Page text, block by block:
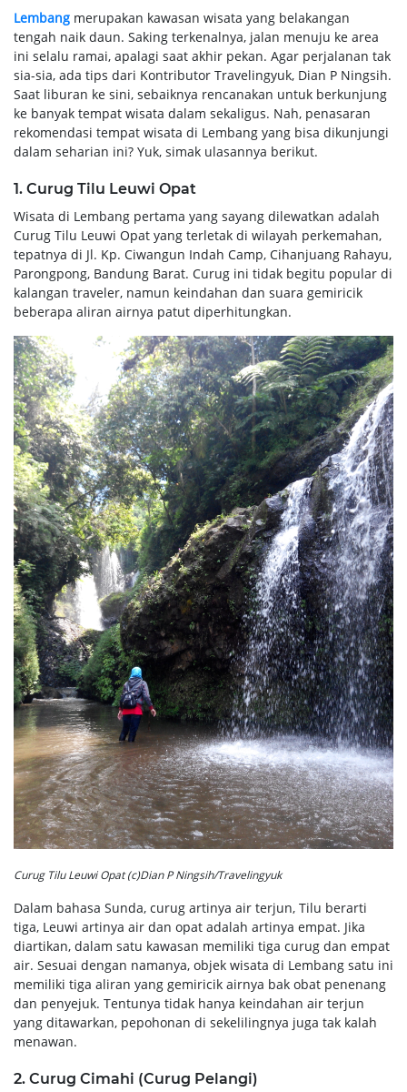
Lembang merupakan kawasan wisata yang belakangan
tengah naik daun. Saking terkenalnya, jalan menuju ke area
ini selalu ramai, apalagi saat akhir pekan. Agar perjalanan tak
sia-sia, ada tips dari Kontributor Travelingyuk, Dian P Ningsih.
Saat liburan ke sini, sebaiknya rencanakan untuk berkunjung
ke banyak tempat wisata dalam sekaligus. Nah, penasaran
rekomendasi tempat wisata di Lembang yang bisa dikunjungi
dalam seharian ini? Yuk, simak ulasannya berikut.
1. Curug Tilu Leuwi Opat
Wisata di Lembang pertama yang sayang dilewatkan adalah
Curug Tilu Leuwi Opat yang terletak di wilayah perkemahan,
tepatnya di Jl. Kp. Ciwangun Indah Camp, Cihanjuang Rahayu,
Parongpong, Bandung Barat. Curug ini tidak begitu popular di
kalangan traveler, namun keindahan dan suara gemiricik
beberapa aliran airnya patut diperhitungkan.
Curug Tilu Leuwi Opat (c)Dian P Ningsih/Travelingyuk
Dalam bahasa Sunda, curug artinya air terjun, Tilu berarti
tiga, Leuwi artinya air dan opat adalah artinya empat. Jika
diartikan, dalam satu kawasan memiliki tiga curug dan empat
air. Sesuai dengan namanya, objek wisata di Lembang satu ini
memiliki tiga aliran yang gemiricik airnya bak obat penenang
dan penyejuk. Tentunya tidak hanya keindahan air terjun
yang ditawarkan, pepohonan di sekelilingnya juga tak kalah
menawan.
2. Curug Cimahi (Curug Pelangi)